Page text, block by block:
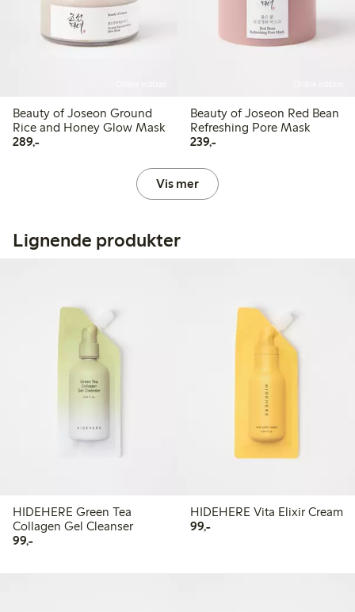
Beauty of Joseon Ground
Rice and Honey Glow Mask
289,-289,00 kr
Beauty of Joseon Red Bean
Refreshing Pore Mask
239,-239,00 kr
Vis mer
Lignende produkter
HIDEHERE Green Tea
Collagen Gel Cleanser
99,-99,00 kr
HIDEHERE Vita Elixir Cream
99,-99,00 kr